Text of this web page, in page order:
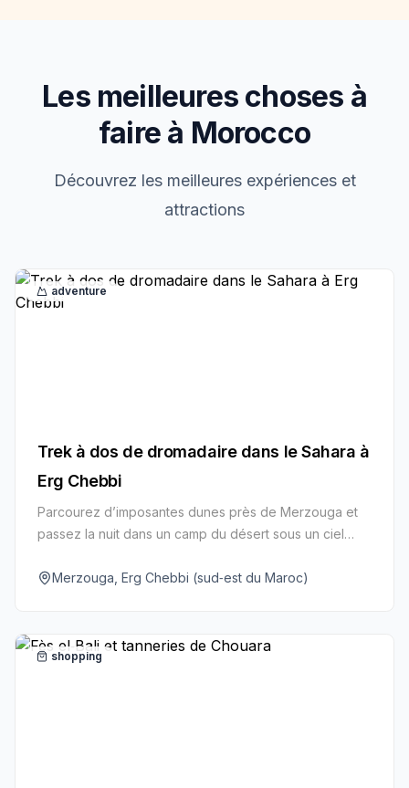
Les meilleures choses à
faire à Morocco
Découvrez les meilleures expériences et
attractions
adventure
Trek à dos de dromadaire dans le Sahara à
Erg Chebbi
Parcourez d’imposantes dunes près de Merzouga et
passez la nuit dans un camp du désert sous un ciel
Merzouga, Erg Chebbi (sud‑est du Maroc)
shopping